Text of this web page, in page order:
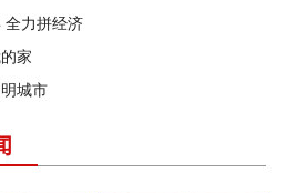
全力拼经济
家
城市